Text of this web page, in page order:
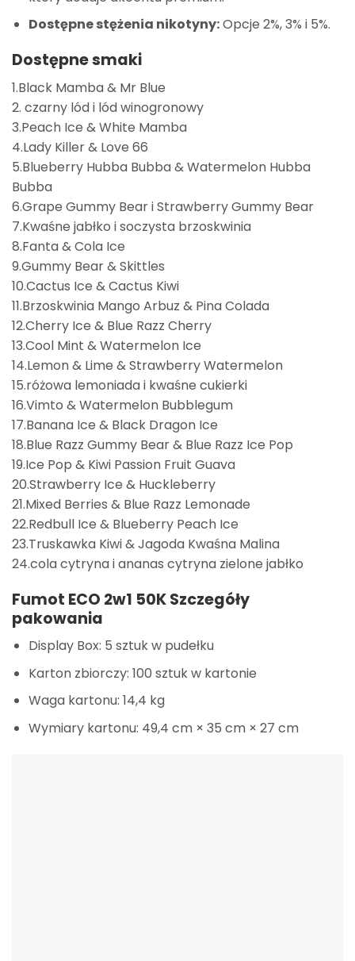
Dostępne stężenia nikotyny:Opcje 2%, 3% i 5%.
Dostępne smaki
1.Black Mamba & Mr Blue
2. czarny lód i lód winogronowy
3.Peach Ice & White Mamba
4.Lady Killer & Love 66
5.Blueberry Hubba Bubba & Watermelon Hubba
Bubba
6.Grape Gummy Bear i Strawberry Gummy Bear
7.Kwaśne jabłko i soczysta brzoskwinia
8.Fanta & Cola Ice
9.Gummy Bear & Skittles
10.Cactus Ice & Cactus Kiwi
11.Brzoskwinia Mango Arbuz & Pina Colada
12.Cherry Ice & Blue Razz Cherry
13.Cool Mint & Watermelon Ice
14.Lemon & Lime & Strawberry Watermelon
15.różowa lemoniada i kwaśne cukierki
16.Vimto & Watermelon Bubblegum
17.Banana Ice & Black Dragon Ice
18.Blue Razz Gummy Bear & Blue Razz Ice Pop
19.Ice Pop & Kiwi Passion Fruit Guava
20.Strawberry Ice & Huckleberry
21.Mixed Berries & Blue Razz Lemonade
22.Redbull Ice & Blueberry Peach Ice
23.Truskawka Kiwi & Jagoda Kwaśna Malina
24.cola cytryna i ananas cytryna zielone jabłko
Fumot ECO 2w1 50KSzczegóły
pakowania
Display Box: 5 sztuk w pudełku
Karton zbiorczy: 100 sztuk w kartonie
Waga kartonu: 14,4 kg
Wymiary kartonu: 49,4 cm × 35 cm × 27 cm